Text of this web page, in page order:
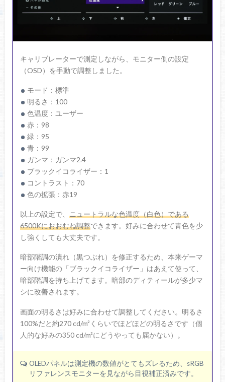
キャリブレーターで測定しながら、モニター側の設定
（OSD）を手動で調整しました。
モード：標準
明るさ：100
色温度：ユーザー
赤：98
緑：95
青：99
ガンマ：ガンマ2.4
ブラックイコライザー：1
コントラスト：70
色の拡張：赤19
以上の設定で、 ニュートラルな色温度（白色）である
6500Kにおおむね調整できます。好みに合わせて青色を少
し強くしても大丈夫です。
暗部階調の潰れ（黒つぶれ）を修正するため、本来ゲーマ
ー向け機能の「ブラックイコライザー」はあえて使って、
暗部階調を持ち上げてます。暗部のディティールが多少マ
シに改善されます。
画面の明るさは好みに合わせて調整してください。明るさ
100%だと約270 cd/m²くらいでほどほどの明るさです （個
人的な好みの350 cd/m²にどうやっても届かない）
。
OLEDパネルは測定機の数値がとてもズレるため、sRGB
リファレンスモニターを見ながら目視補正済みです。